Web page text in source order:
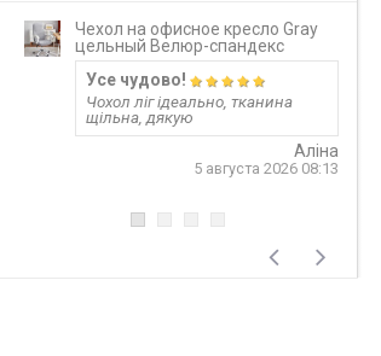
Чехол на офисное кресло Gray
цельный Велюр-спандекс
Усе чудово!
Чохол ліг ідеально, тканина
щільна, дякую
Аліна
5 августа 2026 08:13